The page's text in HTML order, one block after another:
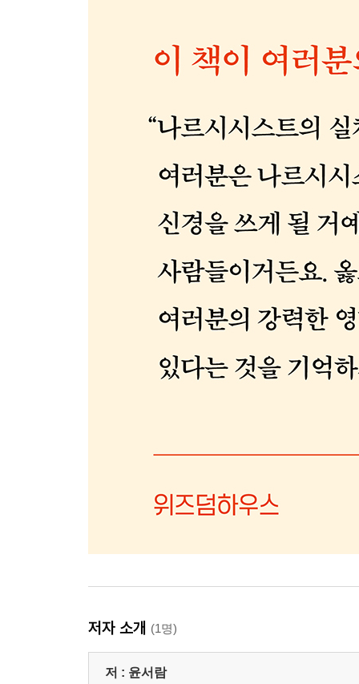
저자 소개 (1명)
저 : 윤서람